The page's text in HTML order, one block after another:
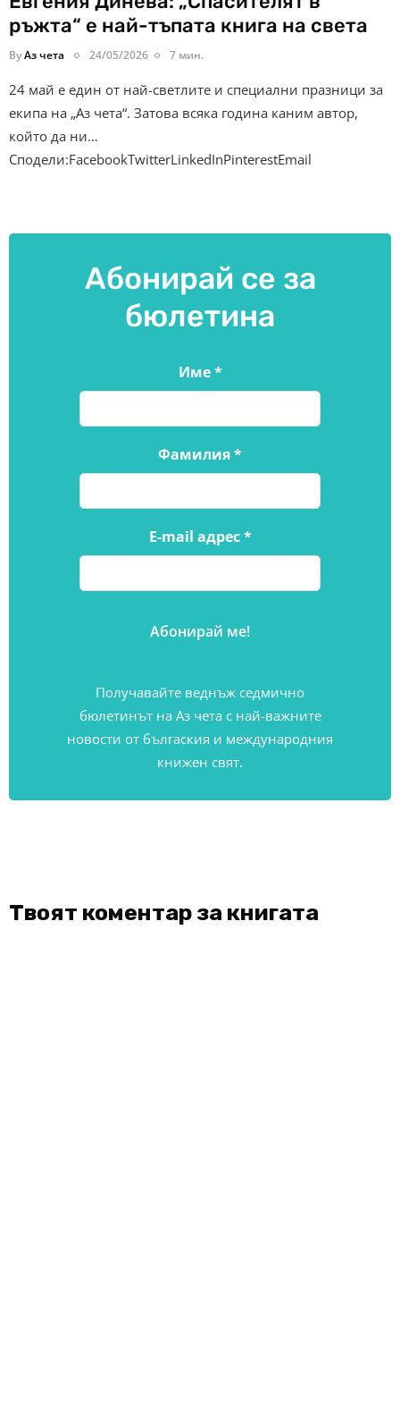
ръжта“ е най-тъпата книга на света
ByАз чета 24/05/2026 7 мин.
24 май е един от най-светлите и специални празници за
екипа на „Аз чета“. Затова всяка година каним автор,
който да ни…
Сподели:FacebookTwitterLinkedInPinterestEmail
Абонирай се за
бюлетина
Име*
Фамилия*
E-mail адрес*
Получавайте веднъж седмично
бюлетинът на Аз чета с най-важните
новости от бългаския и международния
книжен свят.
Твоят коментар за книгата